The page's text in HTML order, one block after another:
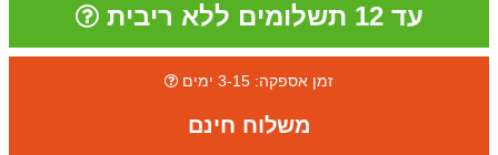
עד 12 תשלומים ללא ריבית
זמן אספקה: 3-15 ימים
משלוח חינם